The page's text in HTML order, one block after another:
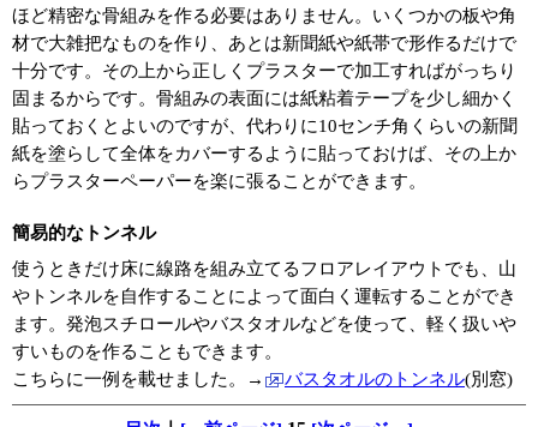
ほど精密な骨組みを作る必要はありません。いくつかの板や角
材で大雑把なものを作り、あとは新聞紙や紙帯で形作るだけで
十分です。その上から正しくプラスターで加工すればがっちり
固まるからです。骨組みの表面には紙粘着テープを少し細かく
貼っておくとよいのですが、代わりに10センチ角くらいの新聞
紙を塗らして全体をカバーするように貼っておけば、その上か
らプラスターペーパーを楽に張ることができます。
簡易的なトンネル
使うときだけ床に線路を組み立てるフロアレイアウトでも、山
やトンネルを自作することによって面白く運転することができ
ます。発泡スチロールやバスタオルなどを使って、軽く扱いや
すいものを作ることもできます。
こちらに一例を載せました。→
バスタオルのトンネル(別窓)